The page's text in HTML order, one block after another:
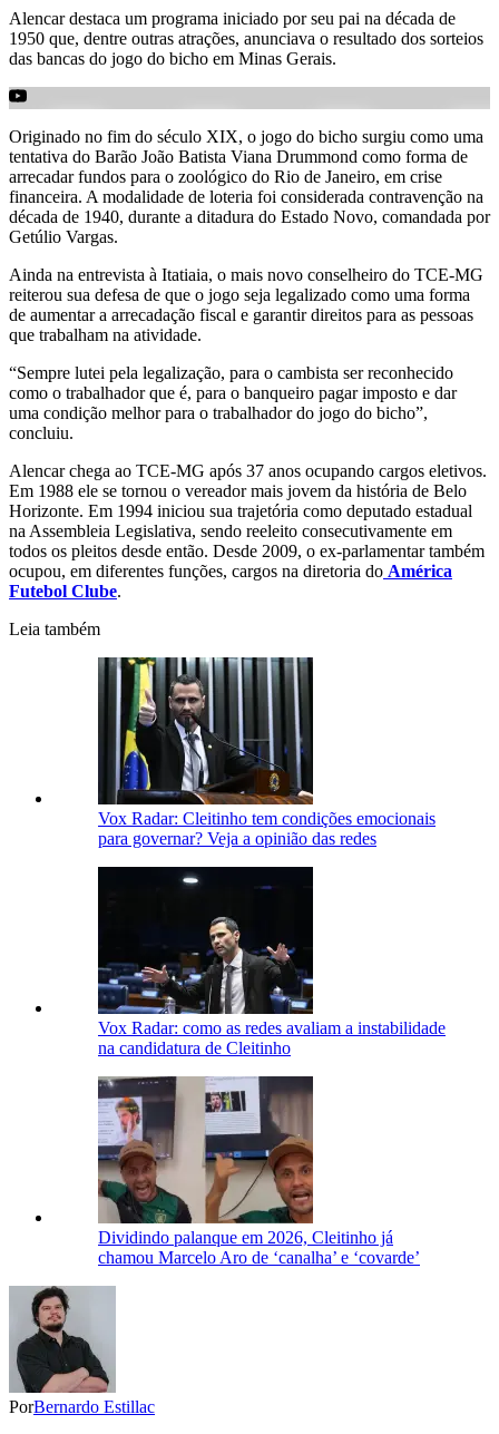
Alencar destaca um programa iniciado por seu pai na década de
1950 que, dentre outras atrações, anunciava o resultado dos sorteios
das bancas do jogo do bicho em Minas Gerais.
Originado no fim do século XIX, o jogo do bicho surgiu como uma
tentativa do Barão João Batista Viana Drummond como forma de
arrecadar fundos para o zoológico do Rio de Janeiro, em crise
financeira. A modalidade de loteria foi considerada contravenção na
década de 1940, durante a ditadura do Estado Novo, comandada por
Getúlio Vargas.
Ainda na entrevista à Itatiaia, o mais novo conselheiro do TCE-MG
reiterou sua defesa de que o jogo seja legalizado como uma forma
de aumentar a arrecadação fiscal e garantir direitos para as pessoas
que trabalham na atividade.
“Sempre lutei pela legalização, para o cambista ser reconhecido
como o trabalhador que é, para o banqueiro pagar imposto e dar
uma condição melhor para o trabalhador do jogo do bicho”,
concluiu.
Alencar chega ao TCE-MG após 37 anos ocupando cargos eletivos.
Em 1988 ele se tornou o vereador mais jovem da história de Belo
Horizonte. Em 1994 iniciou sua trajetória como deputado estadual
na Assembleia Legislativa, sendo reeleito consecutivamente em
todos os pleitos desde então. Desde 2009, o ex-parlamentar também
ocupou, em diferentes funções, cargos na diretoria do América
Futebol Clube.
Leia também
Vox Radar: Cleitinho tem condições emocionais
para governar? Veja a opinião das redes
Vox Radar: como as redes avaliam a instabilidade
na candidatura de Cleitinho
Dividindo palanque em 2026, Cleitinho já
chamou Marcelo Aro de ‘canalha’ e ‘covarde’
PorBernardo Estillac